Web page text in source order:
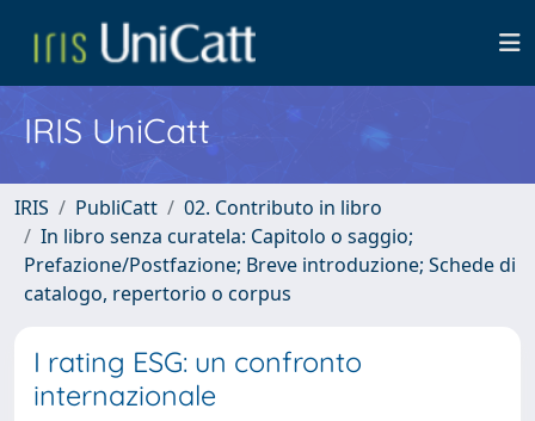
IRIS UniCatt
IRIS PubliCatt
02. Contributo in libro
In libro senza curatela: Capitolo o saggio;
Prefazione/Postfazione; Breve introduzione; Schede di
catalogo, repertorio o corpus
I rating ESG: un confronto
internazionale